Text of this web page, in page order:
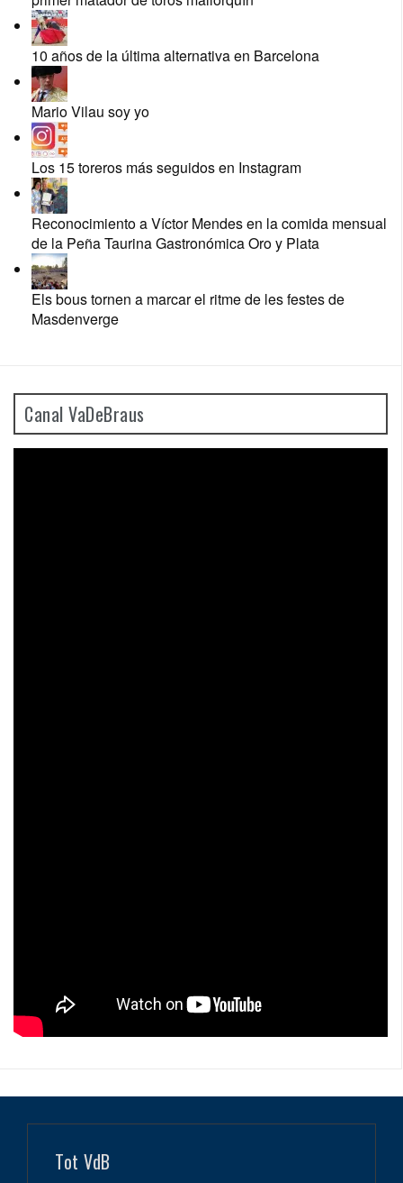
10 años de la última alternativa en Barcelona
Mario Vilau soy yo
Los 15 toreros más seguidos en Instagram
Reconocimiento a Víctor Mendes en la comida mensual
de la Peña Taurina Gastronómica Oro y Plata
Els bous tornen a marcar el ritme de les festes de
Masdenverge
Canal VaDeBraus
Tot VdB